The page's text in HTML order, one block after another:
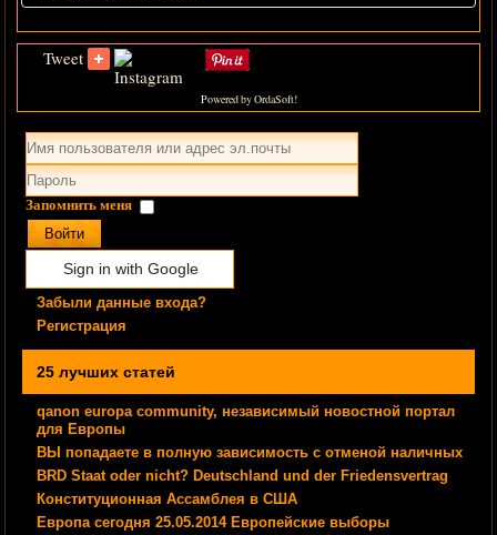
Отправка сообщения
*Обязательное поле
*
Тема*
Сообщение
Политика персональных
данных*
×
Политика персональных данных
Tweet
Powered by OrdaSoft!
Запомнить меня
Войти
Sign in with Google
Забыли данные входа?
Регистрация
25 лучших статей
qanon europa community, независимый новостной портал
для Европы
ВЫ попадаете в полную зависимость с отменой наличных
BRD Staat oder nicht? Deutschland und der Friedensvertrag
Конституционная Ассамблея в США
Европа сегодня 25.05.2014 Европейские выборы